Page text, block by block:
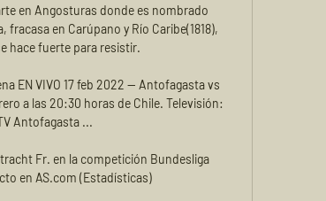
en Angosturas donde es nombrado
en Carúpano y Río Caribe(1818),
hace fuerte para resistir.
EN VIVO 17 feb 2022 — Antofagasta vs
a las 20:30 horas de Chile. Televisión:
Antofagasta ...
Fr. en la competición Bundesliga
en AS.com (Estadísticas)